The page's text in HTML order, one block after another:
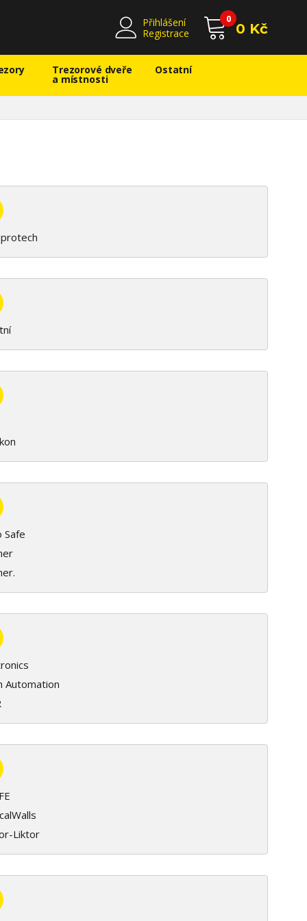
Přihlášení
Registrace
0
0 Kč
Trezorové dveře
a místnosti
Ostatní
Safe
Automation
Liktor